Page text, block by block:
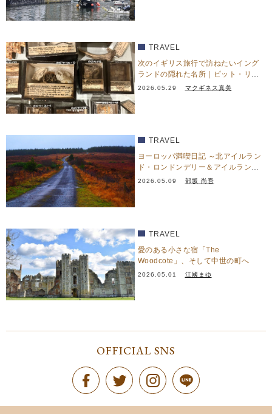
TRAVEL
次のイギリス旅行で訪ねたいイング
ランドの隠れた名所｜ピット・リヴ
ァーズ博物館
2026.05.29 マクギネス真美
TRAVEL
ヨーロッパ満喫日記 ～北アイルラン
ド・ロンドンデリー＆アイルラン
ド・ドニゴール篇～
2026.05.09 部坂 尚吾
TRAVEL
愛のある小さな宿「The
Woodcote」、そして中世の町へ
2026.05.01 江國まゆ
OFFICIAL SNS